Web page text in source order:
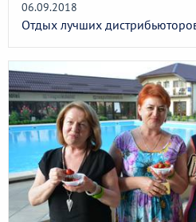
06.09.2018
Отдых лучших